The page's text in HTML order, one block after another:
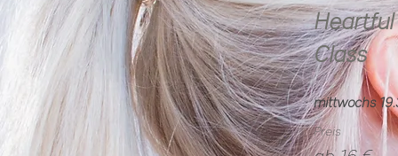
Class
mittwochs
Preis